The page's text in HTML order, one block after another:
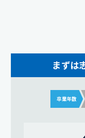
まずは
卒業年数